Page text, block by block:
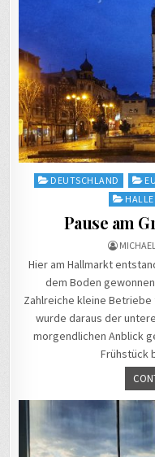
Posted
DEUTSCHLAND
HALLE
Pause am
MICHAEL
Hier am Hallmarkt
dem Boden
Zahlreiche kleine
wurde daraus der
morgendlichen Anblick
Frühstück